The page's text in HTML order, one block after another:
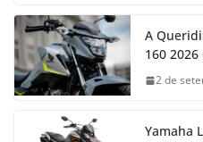
A
160
2 de
Yamaha